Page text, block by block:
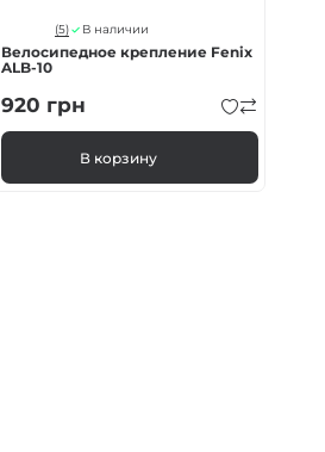
(5) В наличии
Велосипедное крепление Fenix
ALB-10
920 грн
В корзину